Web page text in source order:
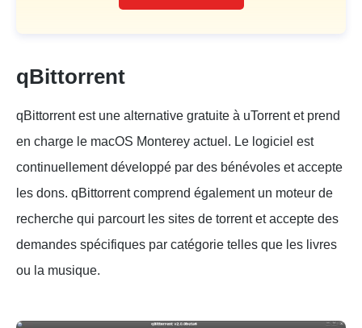
qBittorrent
qBittorrent est une alternative gratuite à uTorrent et prend
en charge le macOS Monterey actuel. Le logiciel est
continuellement développé par des bénévoles et accepte
les dons. qBittorrent comprend également un moteur de
recherche qui parcourt les sites de torrent et accepte des
demandes spécifiques par catégorie telles que les livres
ou la musique.